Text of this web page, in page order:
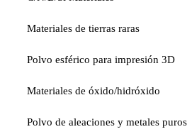
Materiales de tierras raras
Polvo esférico para impresión 3D
Materiales de óxido/hidróxido
Polvo de aleaciones y metales puros